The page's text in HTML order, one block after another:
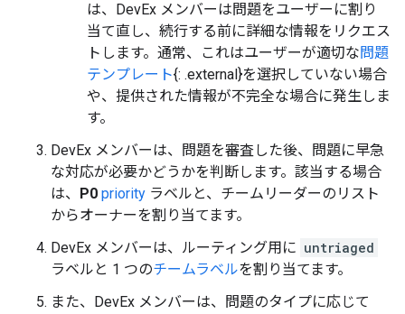
は、DevEx メンバーは問題をユーザーに割り
当て直し、続行する前に詳細な情報をリクエス
トします。通常、これはユーザーが適切な問題
テンプレート{: .external}を選択していない場合
や、提供された情報が不完全な場合に発生しま
す。
DevEx メンバーは、問題を審査した後、問題に早急
な対応が必要かどうかを判断します。該当する場合
は、 P0 priority ラベルと、チームリーダーのリスト
からオーナーを割り当てます。
DevEx メンバーは、ルーティング用に untriaged
ラベルと 1 つのチームラベルを割り当てます。
また、DevEx メンバーは、問題のタイプに応じて